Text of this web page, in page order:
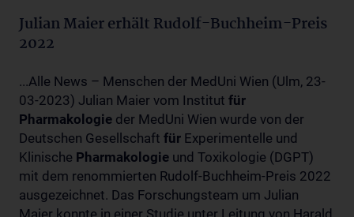
Julian Maier erhält Rudolf-Buchheim-Preis
2022
...Alle News – Menschen der MedUni Wien (Ulm, 23-
03-2023) Julian Maier vom Institut für
Pharmakologie der MedUni Wien wurde von der
Deutschen Gesellschaft für Experimentelle und
Klinische Pharmakologie und Toxikologie (DGPT)
mit dem renommierten Rudolf-Buchheim-Preis 2022
ausgezeichnet. Das Forschungsteam um Julian
Maier konnte in einer Studie unter Leitung von Harald